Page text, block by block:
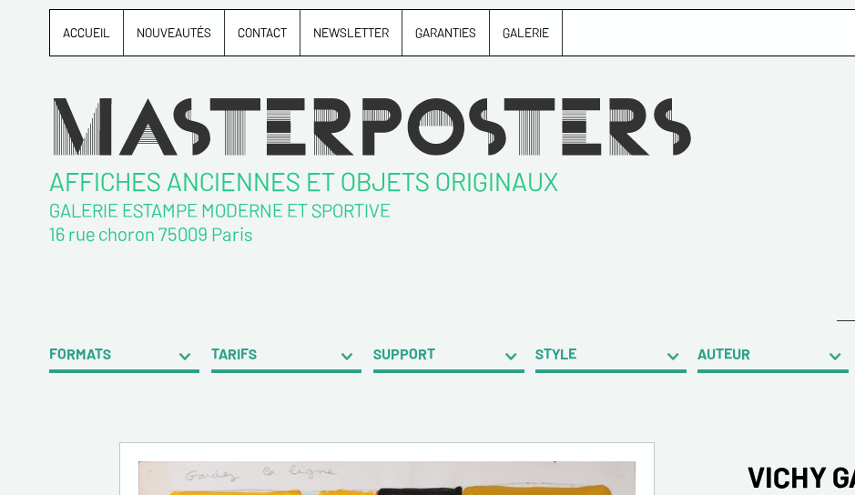
ACCUEIL NOUVEAUTÉS CONTACT NEWSLETTER GARANTIES GALERIE
AFFICHES ANCIENNES ET OBJETS ORIGINAUX
GALERIE ESTAMPE MODERNE ET SPORTIVE
16 rue choron 75009 Paris
FORMATS TARIFS SUPPORT STYLE AUTEUR
VICHY